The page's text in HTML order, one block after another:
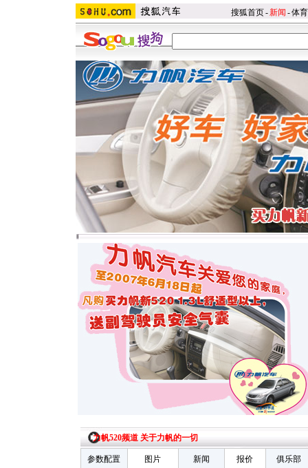
搜狐首页-新闻 -体育
力帆520频道 关于力帆的一切
参数配置 图片 新闻 报价 俱乐部